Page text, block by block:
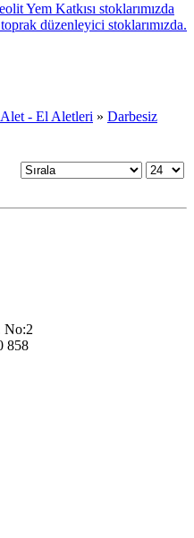
Yem Katkısı stoklarımızda
düzenleyici stoklarımızda.
- El Aletleri » Darbesiz
No:2
858